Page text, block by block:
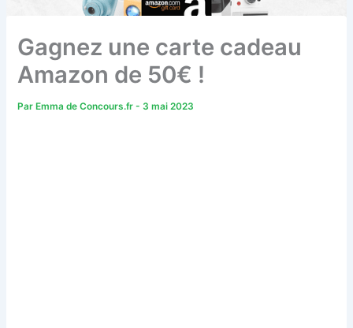
Gagnez une carte cadeau
Amazon de 50€ !
Par Emma de Concours.fr- 3 mai 2023